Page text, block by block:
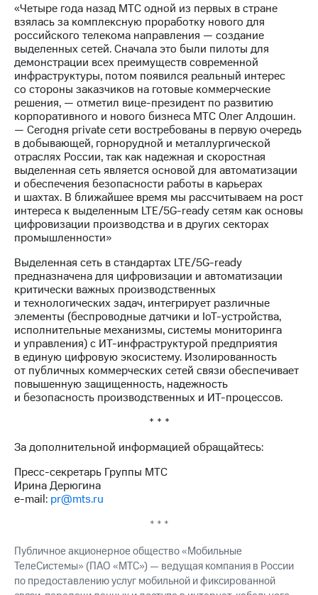
кабинет
акционера
Акционерный
капитал
Контроль
и
аудит
Рынок
акций
Описание
Программа
приобретения
Порядок
выкупа
акций
Дивиденды
Рынок
облигаций
Описание
Еврооблигации-2023
Уведомление
о
погашении
именных
облигаций
Другое
Регистратор
развитие
На главную
«Четыре года назад МТС одной из первых в стране
взялась за комплексную проработку нового для
российского телекома направления — создание
выделенных сетей. Сначала это были пилоты для
демонстрации всех преимуществ современной
инфраструктуры, потом появился реальный интерес
со стороны заказчиков на готовые коммерческие
решения, — отметил вице-президент по развитию
корпоративного и нового бизнеса МТС Олег Алдошин.
— Сегодня private сети востребованы в первую очередь
в добывающей, горнорудной и металлургической
отраслях России, так как надежная и скоростная
выделенная сеть является основой для автоматизации
и обеспечения безопасности работы в карьерах
и шахтах. В ближайшее время мы рассчитываем на рост
интереса к выделенным LTE/5G-ready сетям как основы
цифровизации производства и в других секторах
промышленности»
Выделенная сеть в стандартах LTE/5G-ready
предназначена для цифровизации и автоматизации
критически важных производственных
и технологических задач, интегрирует различные
элементы (беспроводные датчики и IoT-устройства,
исполнительные механизмы, системы мониторинга
и управления) с ИТ-инфраструктурой предприятия
в единую цифровую экосистему. Изолированность
от публичных коммерческих сетей связи обеспечивает
повышенную защищенность, надежность
и безопасность производственных и ИТ-процессов.
* * *
За дополнительной информацией обращайтесь:
Пресс-секретарь Группы МТС
Ирина Дерюгина
e-mail: pr@mts.ru
* * *
Публичное акционерное общество «Мобильные
ТелеСистемы» (ПАО «МТС») — ведущая компания в России
по предоставлению услуг мобильной и фиксированной